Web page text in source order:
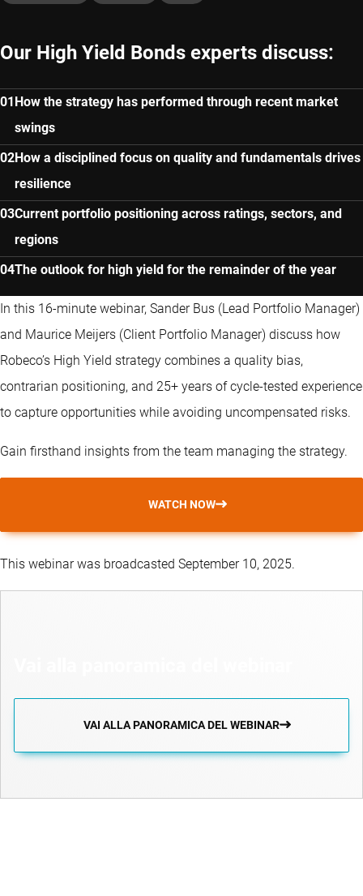
Our High Yield Bonds experts discuss:
How the strategy has performed through recent market
swings
How a disciplined focus on quality and fundamentals drives
resilience
Current portfolio positioning across ratings, sectors, and
regions
The outlook for high yield for the remainder of the year
In this 16-minute webinar, Sander Bus (Lead Portfolio Manager)
and Maurice Meijers (Client Portfolio Manager) discuss how
Robeco’s High Yield strategy combines a quality bias,
contrarian positioning, and 25+ years of cycle-tested experience
to capture opportunities while avoiding uncompensated risks.
Gain firsthand insights from the team managing the strategy.
WATCH NOW
This webinar was broadcasted September 10, 2025.
VAI ALLA PANORAMICA DEL WEBINAR